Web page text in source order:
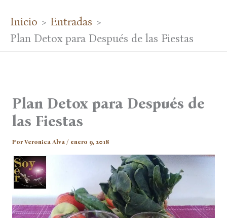
Inicio
Entradas
Plan Detox para Después de las Fiestas
Plan Detox para Después de
las Fiestas
Por Veronica Alva / enero 9, 2018